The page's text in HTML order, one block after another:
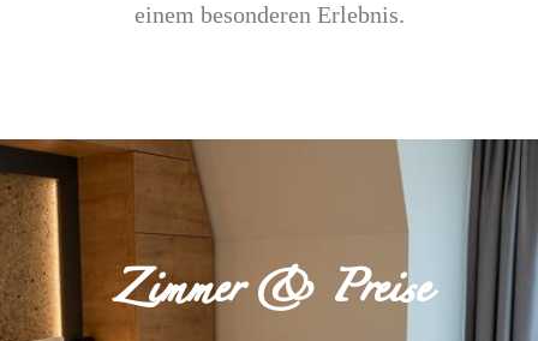
einem besonderen Erlebnis.
Zimmer & Preise